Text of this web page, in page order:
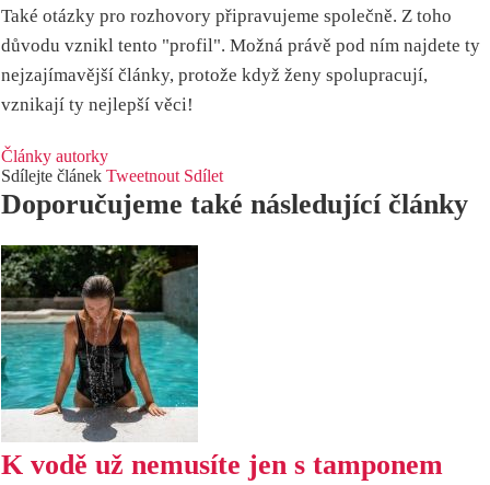
Také otázky pro rozhovory připravujeme společně. Z toho
důvodu vznikl tento "profil". Možná právě pod ním najdete ty
nejzajímavější články, protože když ženy spolupracují,
vznikají ty nejlepší věci!
Články autorky
Sdílejte článek Tweetnout Sdílet
Doporučujeme také následující články
K vodě už nemusíte jen s tamponem